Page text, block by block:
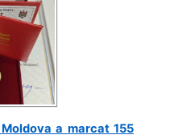
a marcat 155